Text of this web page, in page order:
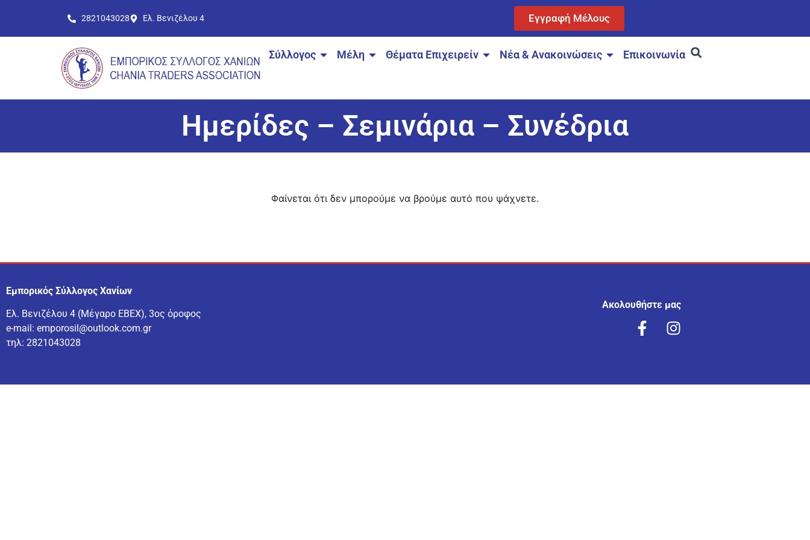
2821043028 Ελ. Βενιζέλου 4 Εγγραφή Μέλους
Σύλλογος Μέλη Θέματα Επιχειρείν Νέα & Ανακοινώσεις Επικοινωνία
Ημερίδες – Σεμινάρια – Συνέδρια
Φαίνεται ότι δεν μπορούμε να βρούμε αυτό που ψάχνετε.
Εμπορικός Σύλλογος Χανίων
Ελ. Βενιζέλου 4 (Μέγαρο ΕΒΕΧ), 3ος όροφος
e-mail: emporosil@outlook.com.gr
τηλ: 2821043028
Ακολουθήστε μας